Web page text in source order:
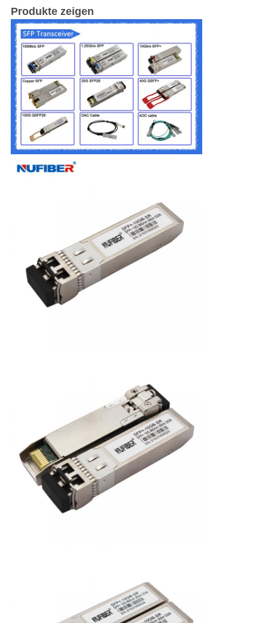
Produkte zeigen